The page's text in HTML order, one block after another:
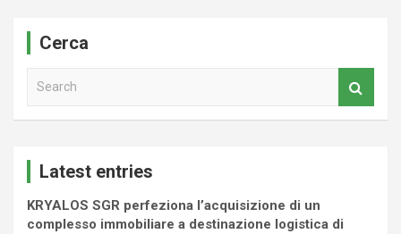
Cerca
Latest entries
KRYALOS SGR perfeziona l’acquisizione di un
complesso immobiliare a destinazione logistica di